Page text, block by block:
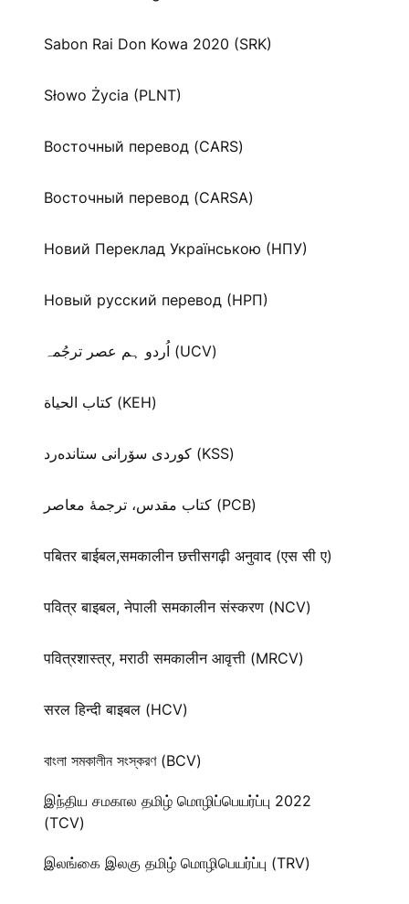
Sabon Rai Don Kowa 2020 (SRK)
Słowo Życia (PLNT)
Восточный перевод (CARS)
Восточный перевод (CARSA)
Новий Переклад Українською (НПУ)
Новый русский перевод (НРП)
اُردو ہم عصر ترجُمہ (UCV)
كتاب الحياة (KEH)
كوردی سۆرانی ستانده‌رد (KSS)
کتاب مقدس، ترجمۀ معاصر (PCB)
पबितर बाईबल,समकालीन छत्तीसगढ़ी अनुवाद (एस सी ए)
पवित्र बाइबल, नेपाली समकालीन संस्करण (NCV)
पवित्रशास्त्र, मराठी समकालीन आवृत्ती (MRCV)
सरल हिन्दी बाइबल (HCV)
বাংলা সমকালীন সংস্করণ (BCV)
இந்திய சமகால தமிழ் மொழிப்பெயர்ப்பு 2022
(TCV)
இலங்கை இலகு தமிழ் மொழிபெயர்ப்பு (TRV)